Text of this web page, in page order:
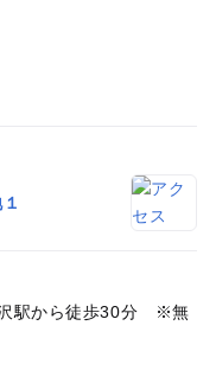
沢駅から徒歩30分 ※無